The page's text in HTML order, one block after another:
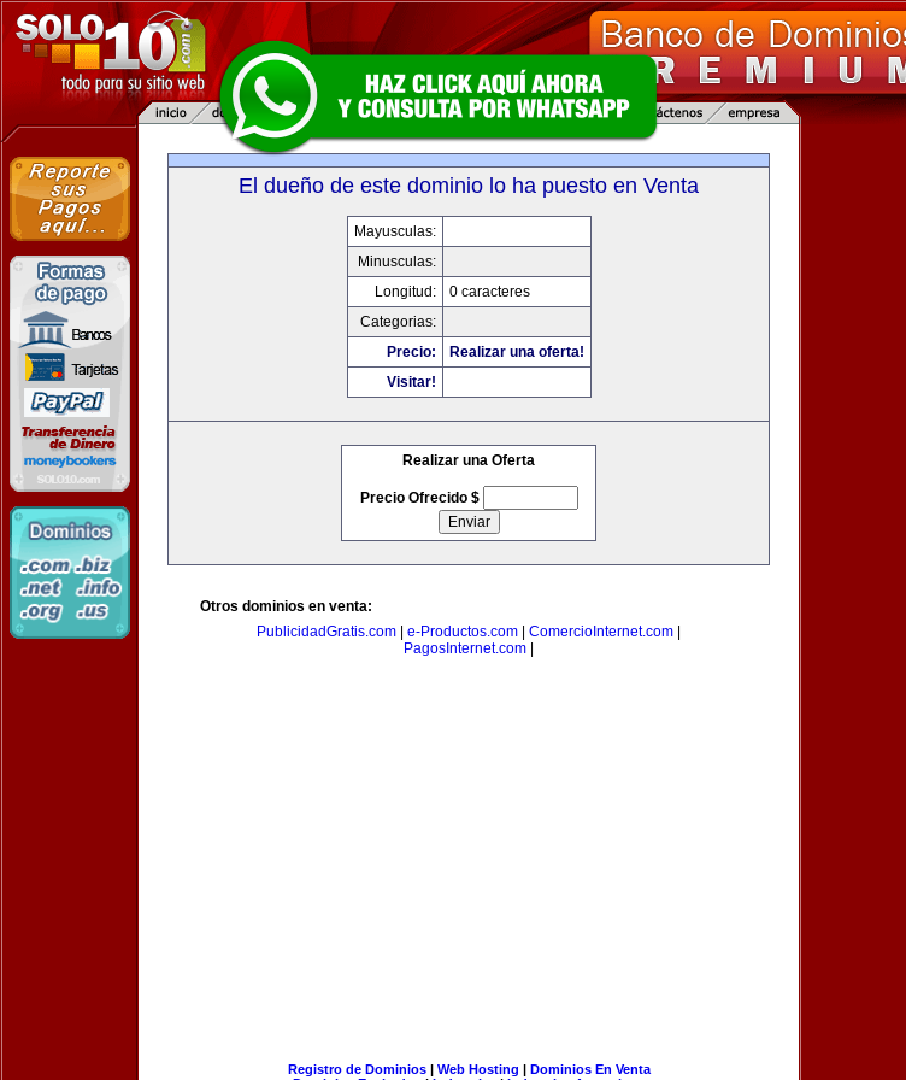
El dueño de este dominio lo ha puesto en Venta
Mayusculas:
Minusculas:
Longitud:
0 caracteres
Categorias:
Precio:
Realizar una oferta!
Visitar!
Realizar una Oferta
Precio Ofrecido $
Otros dominios en venta:
PublicidadGratis.com
e-Productos.com ComercioInternet.com
PagosInternet.com
Registro de Dominios| Web Hosting | Dominios En Venta